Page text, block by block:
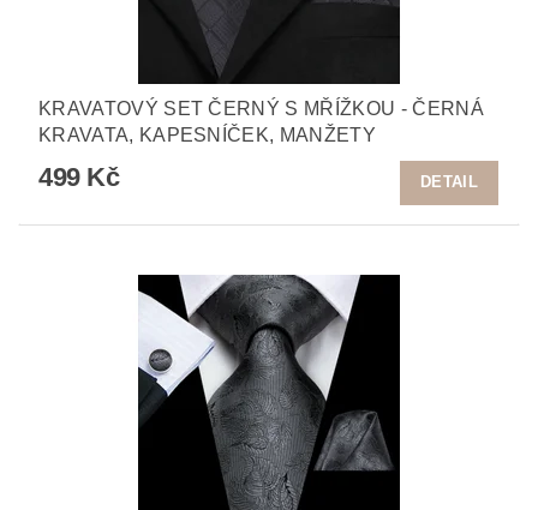
KRAVATOVÝ SET ČERNÝ S MŘÍŽKOU - ČERNÁ
KRAVATA, KAPESNÍČEK, MANŽETY
499 Kč DETAIL